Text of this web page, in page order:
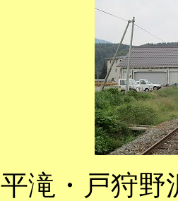
平滝・戸狩野